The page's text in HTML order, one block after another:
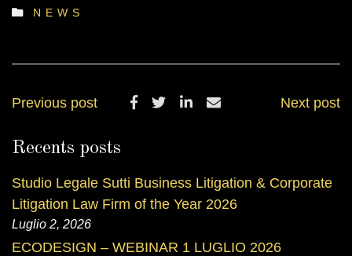
NEWS
Previous post Next post
Recents posts
Studio Legale Sutti Business Litigation & Corporate
Litigation Law Firm of the Year 2026
Luglio 2, 2026
ECODESIGN – WEBINAR 1 LUGLIO 2026